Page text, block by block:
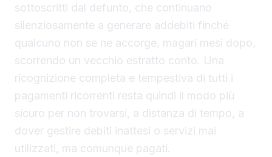
sottoscritti dal defunto, che continuano
silenziosamente a generare addebiti finché
qualcuno non se ne accorge, magari mesi dopo,
scorrendo un vecchio estratto conto. Una
ricognizione completa e tempestiva di tutti i
pagamenti ricorrenti resta quindi il modo più
sicuro per non trovarsi, a distanza di tempo, a
dover gestire debiti inattesi o servizi mai
utilizzati, ma comunque pagati.